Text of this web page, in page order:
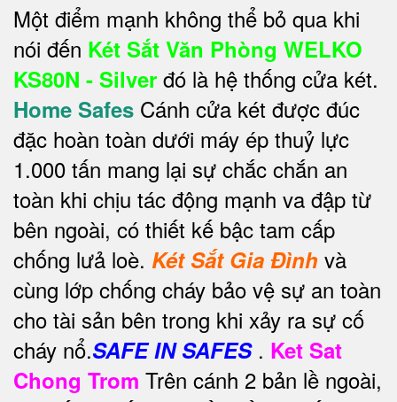
Một điểm mạnh không thể bỏ qua khi
nói đến Két Sắt Văn Phòng WELKO
KS80N - Silver đó là hệ thống cửa két.
Home Safes Cánh cửa két được đúc
đặc hoàn toàn dưới máy ép thuỷ lực
1.000 tấn mang lại sự chắc chắn an
toàn khi chịu tác động mạnh va đập từ
bên ngoài, có thiết kế bậc tam cấp
chống lưả loè. Két Sắt Gia Đình và
cùng lớp chống cháy bảo vệ sự an toàn
cho tài sản bên trong khi xảy ra sự cố
cháy nổ.SAFE IN SAFES. Ket Sat
Chong Trom Trên cánh 2 bản lề ngoài,